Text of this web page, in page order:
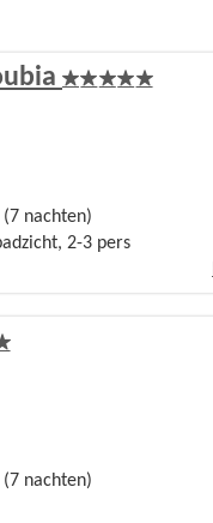
nachten)
2-3 pers
nachten)